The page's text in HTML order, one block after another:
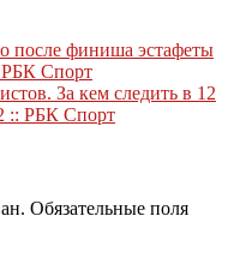
после финиша эстафеты
Спорт
За кем следить в 12
:: РБК Спорт
Обязательные поля